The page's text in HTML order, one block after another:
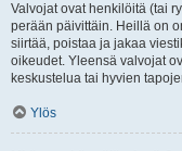
Valvojat ovat henkilöitä (tai
perään päivittäin. Heillä on
siirtää, poistaa ja jakaa
oikeudet. Yleensä valvojat
keskustelua tai hyvien
Ylös